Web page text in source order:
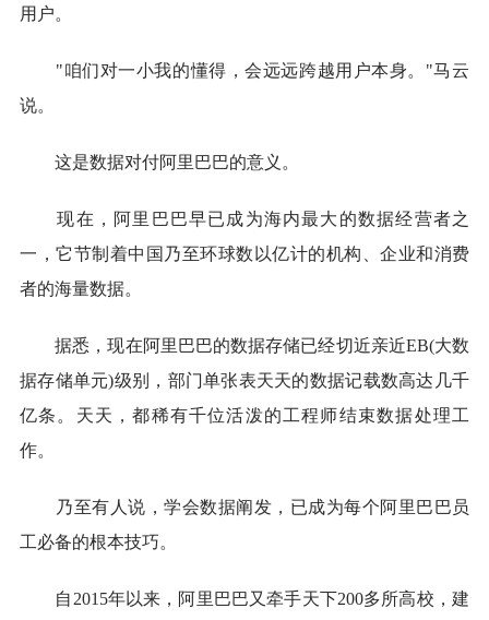
用户。
"咱们对一小我的懂得，会远远跨越用户本身。"马云
说。
这是数据对付阿里巴巴的意义。
现在，阿里巴巴早已成为海内最大的数据经营者之
一，它节制着中国乃至环球数以亿计的机构、企业和消费
者的海量数据。
据悉，现在阿里巴巴的数据存储已经切近亲近EB(大数
据存储单元)级别，部门单张表天天的数据记载数高达几千
亿条。天天，都稀有千位活泼的工程师结束数据处理工
作。
乃至有人说，学会数据阐发，已成为每个阿里巴巴员
工必备的根本技巧。
自2015年以来，阿里巴巴又牵手天下200多所高校，建